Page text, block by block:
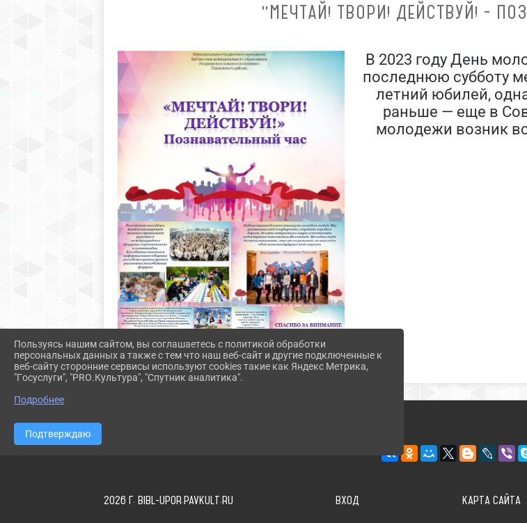
"МЕЧТАЙ! ТВОРИ! ДЕЙСТВУЙ! -
В 2023 году День
последнюю субботу
летний юбилей,
раньше — еще в
молодежи возник
2026 Г. BIBL-UPOR.PAVKULT.RU ВХОД КАРТА САЙТА
Пользуясь нашим сайтом, вы соглашаетесь с политикой обработки
персональных данных а также с тем что наш веб-сайт и другие подключенные к
веб-сайту сторонние сервисы используют cookies такие как Яндекс Метрика,
"Госуслуги", "PRO.Культура", "Спутник аналитика".
Подробнее
Подтверждаю